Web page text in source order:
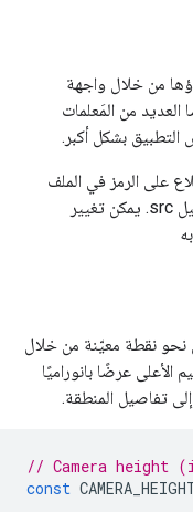
من خلال واجهة
من المَعلمات
بشكل أكبر.
على الرمز في الملف
الموجود في دليل src. يمكن تغيير
نحو نقطة معيّنة من خلال
الأعلى عرضًا بانوراميًا
إلى تفاصيل المنطقة.
// Camera height
const